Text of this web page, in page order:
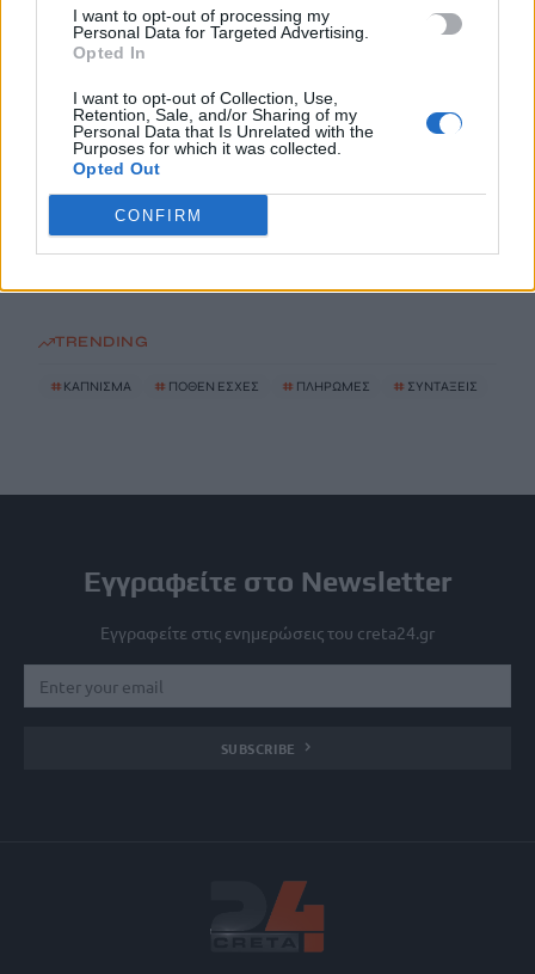
I want to opt-out of processing my
Personal Data for Targeted Advertising.
Opted In
I want to opt-out of Collection, Use,
Retention, Sale, and/or Sharing of my
Personal Data that Is Unrelated with the
Purposes for which it was collected.
Opted Out
CONFIRM
Το Ελληνικό Μεσογειακό Πανεπιστήμιο εκδίδει ηλεκτρονικά
Κυριακού»
7 Αυγούστου, 2026
ΔΕΕΠ (ΝΟΔΕ) Ηρακλείου: Με έργα η κυβέρνηση Μητσοτάκη
οδηγεί την Κρήτη στο μέλλον
TRENDING
# ΚΑΠΝΙΣΜΑ # ΠΟΘΕΝ ΕΣΧΕΣ # ΠΛΗΡΩΜΕΣ # ΣΥΝΤΑΞΕΙΣ
Εγγραφείτε στο Newsletter
Εγγραφείτε στις ενημερώσεις του creta24.gr
SUBSCRIBE